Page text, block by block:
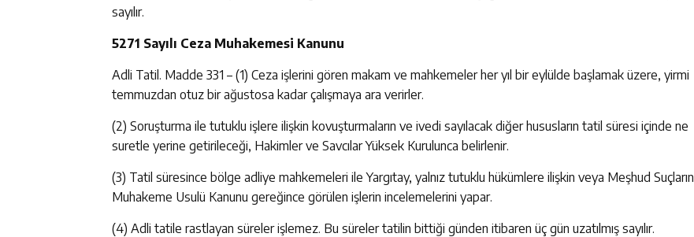
sayılır.
5271 Sayılı Ceza Muhakemesi Kanunu
Adli Tatil. Madde 331 – (1) Ceza işlerini gören makam ve mahkemeler her yıl bir eylülde başlamak üzere, yirmi
temmuzdan otuz bir ağustosa kadar çalışmaya ara verirler.
(2) Soruşturma ile tutuklu işlere ilişkin kovuşturmaların ve ivedi sayılacak diğer hususların tatil süresi içinde ne
suretle yerine getirileceği, Hakimler ve Savcılar Yüksek Kurulunca belirlenir.
(3) Tatil süresince bölge adliye mahkemeleri ile Yargıtay, yalnız tutuklu hükümlere ilişkin veya Meşhud Suçların
Muhakeme Usulü Kanunu gereğince görülen işlerin incelemelerini yapar.
(4) Adli tatile rastlayan süreler işlemez. Bu süreler tatilin bittiği günden itibaren üç gün uzatılmış sayılır.